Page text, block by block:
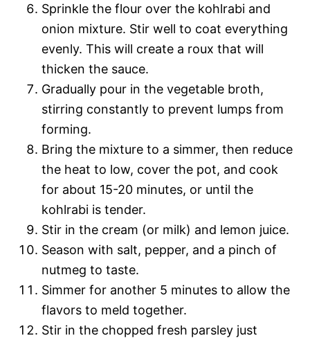
Sprinkle the flour over the kohlrabi and
onion mixture. Stir well to coat everything
evenly. This will create a roux that will
thicken the sauce.
Gradually pour in the vegetable broth,
stirring constantly to prevent lumps from
forming.
Bring the mixture to a simmer, then reduce
the heat to low, cover the pot, and cook
for about 15-20 minutes, or until the
kohlrabi is tender.
Stir in the cream (or milk) and lemon juice.
Season with salt, pepper, and a pinch of
nutmeg to taste.
Simmer for another 5 minutes to allow the
flavors to meld together.
Stir in the chopped fresh parsley just